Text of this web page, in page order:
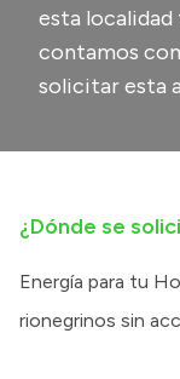
Convocatorias
Intranet
Login
esta localidad
contamos
solicitar esta
¿Dónde se
Energía para tu
rionegrinos sin